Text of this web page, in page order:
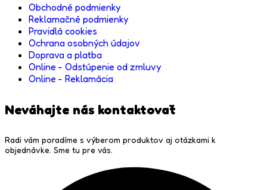
Obchodné podmienky
Reklamačné podmienky
Pravidlá cookies
Ochrana osobných údajov
Doprava a platba
Online - Odstúpenie od zmluvy
Online - Reklamácia
Neváhajte nás kontaktovať
Radi vám poradíme s výberom produktov aj otázkami k
objednávke. Sme tu pre vás.